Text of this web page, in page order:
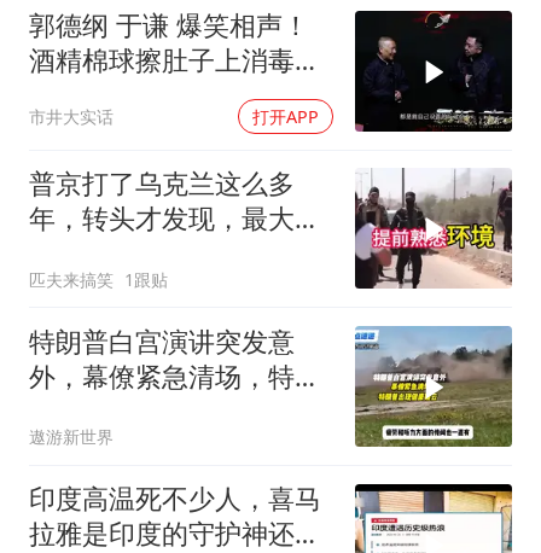
郭德纲 于谦 爆笑相声！
酒精棉球擦肚子上消毒，
拿云南白药擦刀，是不是
擦反了？
市井大实话 打开APP
普京打了乌克兰这么多
年，转头才发现，最大的
匹夫来搞笑 1跟贴
特朗普白宫演讲突发意
外，幕僚紧急清场，特朗
遨游新世界
印度高温死不少人，喜马
拉雅是印度的守护神还是